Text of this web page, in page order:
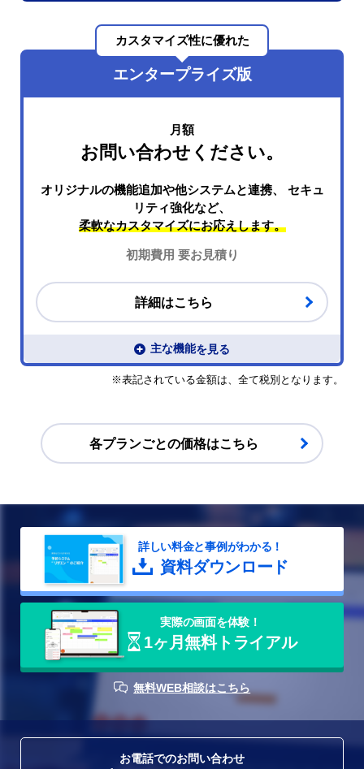
事前決済機能の詳細はこちら
スマートロック連携の詳細はこちら
スタッフ指名機能の詳細はこちら
API連携機能の詳細はこちら
カスタマイズ性に優れた
エンタープライズ版
月額
お問い合わせください。
オリジナルの機能追加や他システムと連携、
セキュ
リティ強化など、
柔軟なカスタマイズにお応えします。
初期費用 要お見積り
詳細はこちら
お問い合わせください
参考価格はこちら(PDF)
主な機能
※表記されている金額は、全て税別となります。
各プランごとの価格はこちら
詳しい料金と事例がわかる！
資料ダウンロード
実際の画⾯を体験！
1ヶ月無料トライアル
無料WEB相談はこちら
お電話でのお問い合わせ